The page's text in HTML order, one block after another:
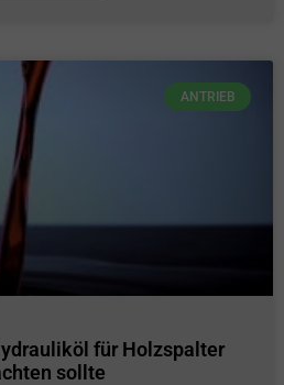
ANTRIEB
für Holzspalter
sollte